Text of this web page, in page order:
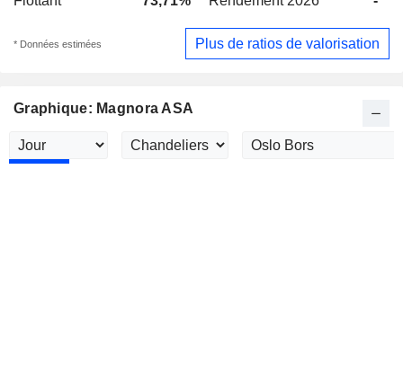
* Données estimées Plus de ratios de valorisation
Graphique: Magnora ASA